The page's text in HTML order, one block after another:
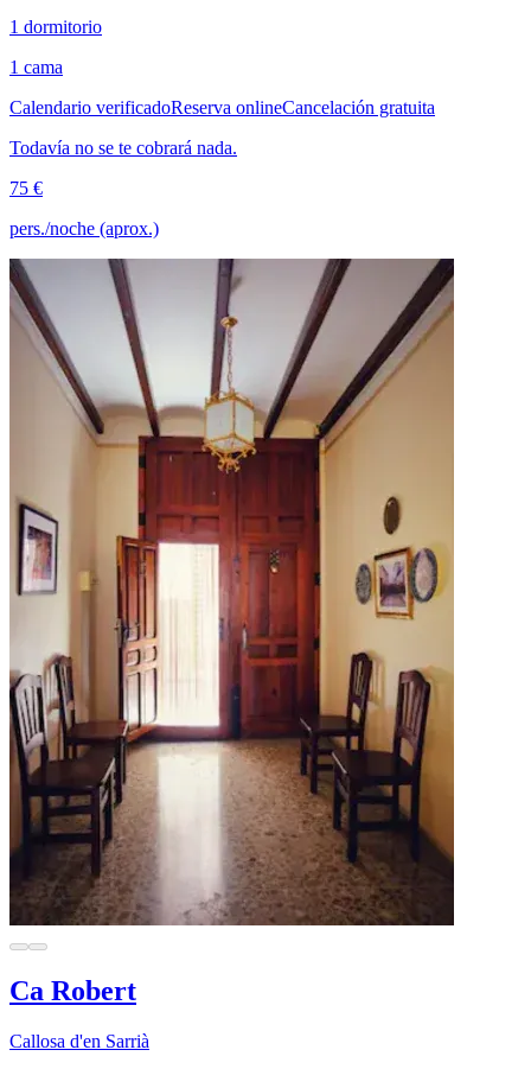
1 dormitorio
1 cama
Calendario verificadoReserva onlineCancelación gratuita
Todavía no se te cobrará nada.
75 €
pers./noche (aprox.)
Ca Robert
Callosa d'en Sarrià